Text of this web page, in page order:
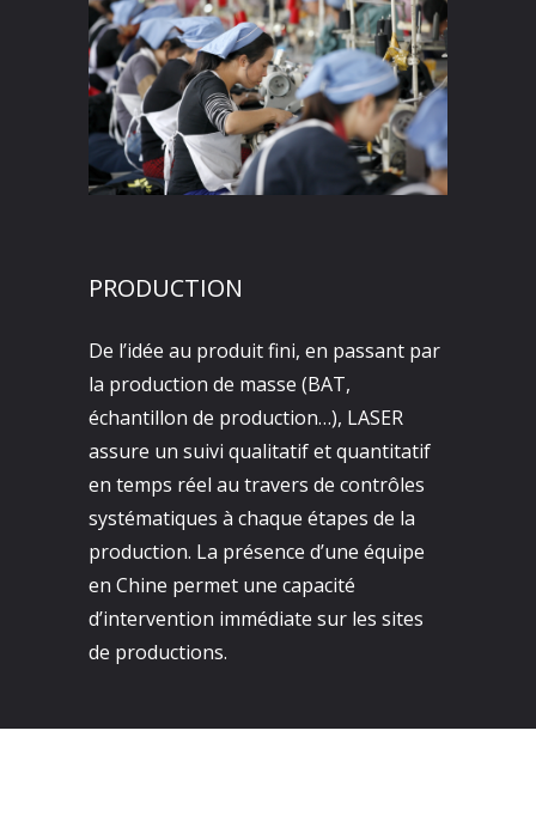
PRODUCTION
De l’idée au produit fini, en passant par
la production de masse (BAT,
échantillon de production…), LASER
assure un suivi qualitatif et quantitatif
en temps réel au travers de contrôles
systématiques à chaque étapes de la
production. La présence d’une équipe
en Chine permet une capacité
d’intervention immédiate sur les sites
de productions.